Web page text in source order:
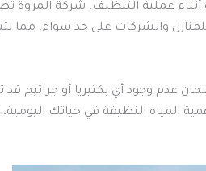
عملية التنظيف. شركة
والشركات على حد سواء، مما
عدم وجود أي بكتيريا أو جراثيم
المياه النظيفة في حياتك